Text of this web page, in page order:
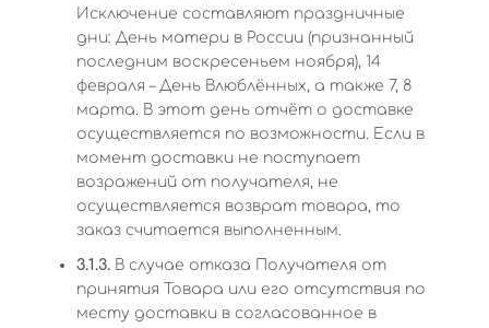
Исключение составляют праздничные
дни: День матери в России (признанный
последним воскресеньем ноября), 14
февраля – День Влюблённых, а также 7, 8
марта. В этот день отчёт о доставке
осуществляется по возможности. Если в
момент доставки не поступает
возражений от получателя, не
осуществляется возврат товара, то
заказ считается выполненным.
3.1.3. В случае отказа Получателя от
принятия Товара или его отсутствия по
месту доставки в согласованное в